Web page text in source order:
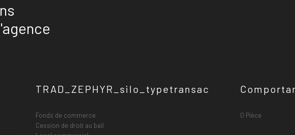
TRAD_ZEPHYR_silo_typetransac
Fonds de commerce
Cession de droit au bail
0 Pièce